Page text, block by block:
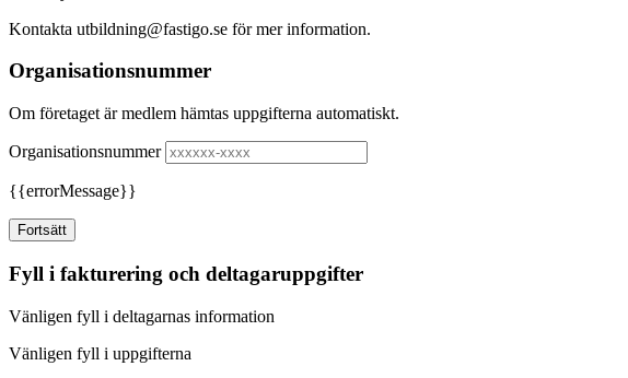
Kontakta utbildning@fastigo.se för mer information.
Organisationsnummer
Om företaget är medlem hämtas uppgifterna automatiskt.
Organisationsnummer
{{errorMessage}}
Fortsätt
Fyll i fakturering och deltagaruppgifter
Vänligen fyll i deltagarnas information
Vänligen fyll i uppgifterna